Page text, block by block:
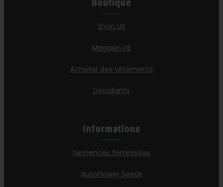
Boutique
Shop US
Magasin UE
Acheter des vêtements
Détaillants
Informations
Semences féminisées
AutoFlower Seeds